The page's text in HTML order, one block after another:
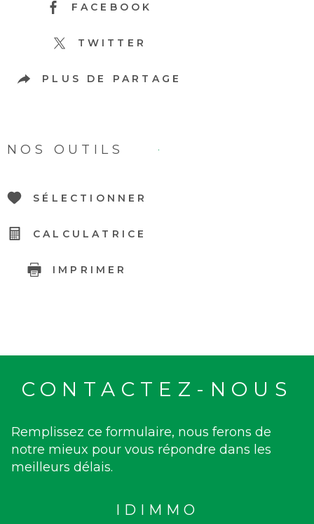
FACEBOOK
TWITTER
PLUS DE PARTAGE
NOS OUTILS
SÉLECTIONNER
CALCULATRICE
IMPRIMER
CONTACTEZ-NOUS
Remplissez ce formulaire, nous ferons de
notre mieux pour vous répondre dans les
meilleurs délais.
IDIMMO